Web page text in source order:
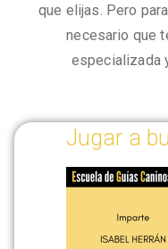
que elijas. Pero
necesario que
especializada
Jugar a